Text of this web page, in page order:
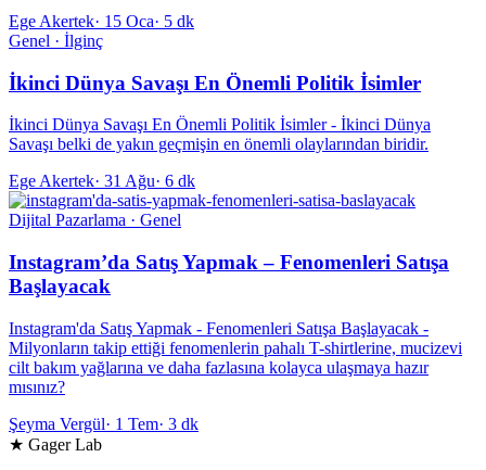
Ege Akertek· 15 Oca· 5 dk
Genel · İlginç
İkinci Dünya Savaşı En Önemli Politik İsimler
İkinci Dünya Savaşı En Önemli Politik İsimler - İkinci Dünya
Savaşı belki de yakın geçmişin en önemli olaylarından biridir.
Ege Akertek· 31 Ağu· 6 dk
Dijital Pazarlama · Genel
Instagram’da Satış Yapmak – Fenomenleri Satışa
Başlayacak
Instagram'da Satış Yapmak - Fenomenleri Satışa Başlayacak -
Milyonların takip ettiği fenomenlerin pahalı T-shirtlerine, mucizevi
cilt bakım yağlarına ve daha fazlasına kolayca ulaşmaya hazır
mısınız?
Şeyma Vergül· 1 Tem· 3 dk
★ Gager Lab